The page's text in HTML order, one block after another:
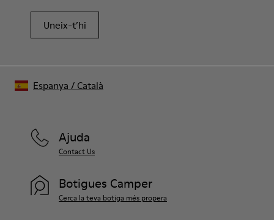
Uneix-t’hi
Ajuda
Contact Us
Botigues Camper
Cerca la teva botiga més propera
Espanya / Català